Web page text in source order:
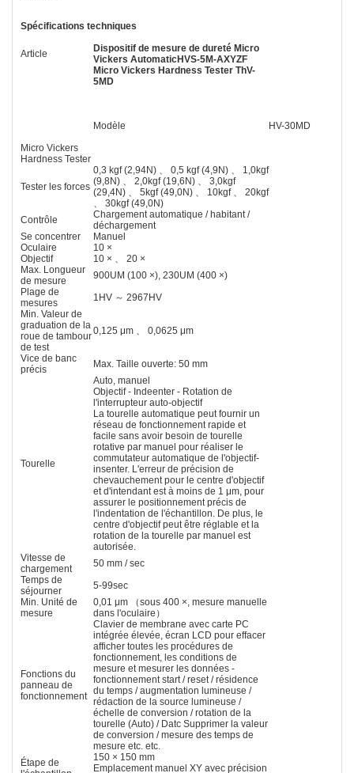
Spécifications techniques
Article
Dispositif de mesure de dureté Micro
Vickers AutomaticHVS-5M-AXYZF
Micro Vickers Hardness Tester ThV-
5MD
Micro Vickers
Hardness Tester
Modèle HV-30MD
Tester les forces
0,3 kgf (2,94N) 、 0,5 kgf (4,9N) 、 1,0kgf
(9,8N) 、 2,0kgf (19,6N) 、 3,0kgf
(29,4N) 、 5kgf (49,0N) 、 10kgf 、 20kgf
、 30kgf (49,0N)
Contrôle
Chargement automatique / habitant /
déchargement
Se concentrer
Manuel
Oculaire
10 ×
Objectif
10 × 、 20 ×
Max. Longueur
de mesure
900UM (100 ×), 230UM (400 ×)
Plage de
mesures
1HV ～ 2967HV
Min. Valeur de
graduation de la
roue de tambour
de test
0,125 μm 、 0,0625 μm
Vice de banc
précis
Max. Taille ouverte: 50 mm
Tourelle
Auto, manuel
Objectif - Indeenter - Rotation de
l'interrupteur auto-objectif
La tourelle automatique peut fournir un
réseau de fonctionnement rapide et
facile sans avoir besoin de tourelle
rotative par manuel pour réaliser le
commutateur automatique de l'objectif-
insenter. L'erreur de précision de
chevauchement pour le centre d'objectif
et d'intendant est à moins de 1 μm, pour
assurer le positionnement précis de
l'indentation de l'échantillon. De plus, le
centre d'objectif peut être réglable et la
rotation de la tourelle par manuel est
autorisée.
Vitesse de
chargement
50 mm / sec
Temps de
séjourner
5-99sec
Min. Unité de
mesure
0,01 μm （sous 400 ×, mesure manuelle
dans l'oculaire）
Fonctions du
panneau de
fonctionnement
Clavier de membrane avec carte PC
intégrée élevée, écran LCD pour effacer
afficher toutes les procédures de
fonctionnement, les conditions de
mesure et mesurer les données -
fonctionnement start / reset / résidence
du temps / augmentation lumineuse /
rédaction de la source lumineuse /
échelle de conversion / rotation de la
tourelle (Auto) / Datc Supprimer la valeur
de conversion / mesure des temps de
mesure etc. etc.
Étape de
150 × 150 mm
Emplacement manuel XY avec précision